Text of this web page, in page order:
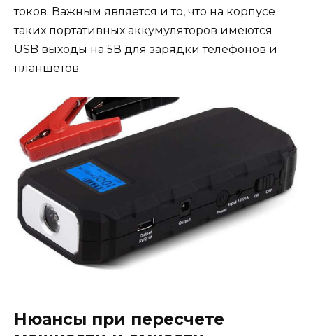
токов. Важным является и то, что на корпусе
таких портативных аккумуляторов имеются
USB выходы на 5В для зарядки телефонов и
планшетов.
Нюансы при пересчете